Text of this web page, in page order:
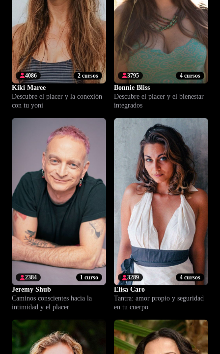
2 cursos
4086
Kiki Maree
Descubre el placer y la conexión
con tu yoni
4 cursos
3795
Bonnie Bliss
Descubre el placer y el bienestar
integrados
1 curso
2384
Jeremy Shub
Caminos conscientes hacia la
intimidad y el placer
4 cursos
3289
Elisa Caro
Tantra: amor propio y seguridad
en tu cuerpo